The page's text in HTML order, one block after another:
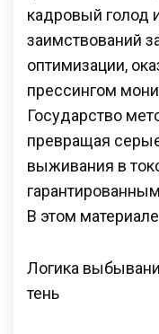
кадровый голод
заимствований
оптимизации,
прессингом
Государство
превращая
выживания в
В этом
Логика
тень